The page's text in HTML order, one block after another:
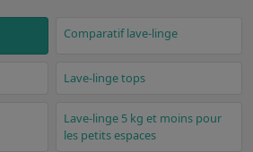
Comparatif lave-linge
Lave-linge tops
Lave-linge 5 kg et moins pour
les petits espaces